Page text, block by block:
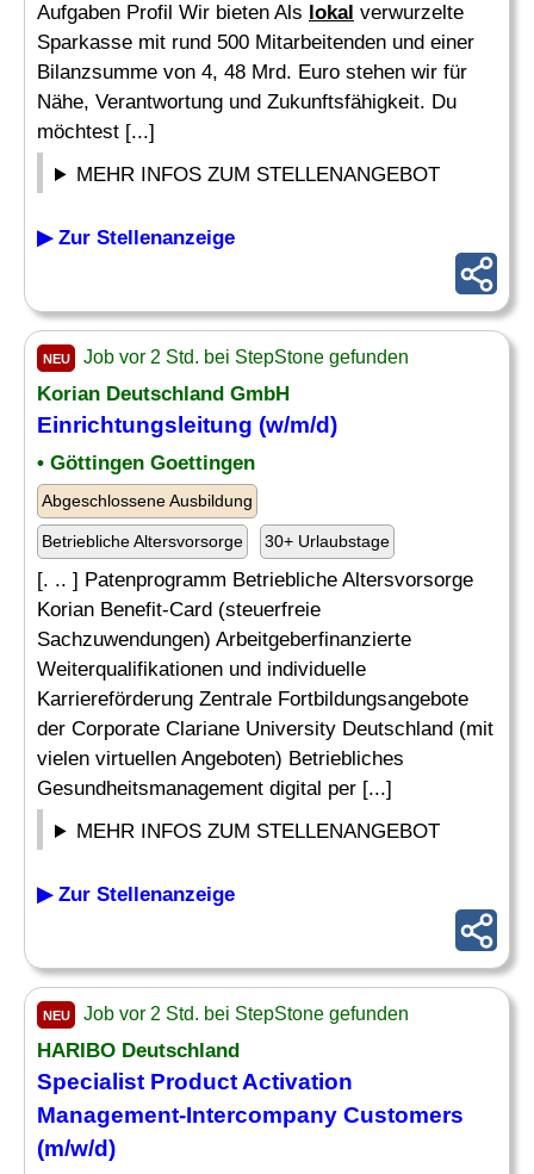
Aufgaben Profil Wir bieten Als lokal verwurzelte
Sparkasse mit rund 500 Mitarbeitenden und einer
Bilanzsumme von 4, 48 Mrd. Euro stehen wir für
Nähe, Verantwortung und Zukunftsfähigkeit. Du
möchtest [...]
MEHR INFOS ZUM STELLENANGEBOT
▶ Zur Stellenanzeige
NEU Job vor 2 Std. bei StepStone gefunden
Korian Deutschland GmbH
Einrichtungsleitung (w/m/d)
• Göttingen Goettingen
Abgeschlossene Ausbildung
Betriebliche Altersvorsorge 30+ Urlaubstage
[. .. ] Patenprogramm Betriebliche Altersvorsorge
Korian Benefit-Card (steuerfreie
Sachzuwendungen) Arbeitgeberfinanzierte
Weiterqualifikationen und individuelle
Karriereförderung Zentrale Fortbildungsangebote
der Corporate Clariane University Deutschland (mit
vielen virtuellen Angeboten) Betriebliches
Gesundheitsmanagement digital per [...]
MEHR INFOS ZUM STELLENANGEBOT
▶ Zur Stellenanzeige
NEU Job vor 2 Std. bei StepStone gefunden
HARIBO Deutschland
Specialist Product Activation
Management-Intercompany Customers
(m/w/d)